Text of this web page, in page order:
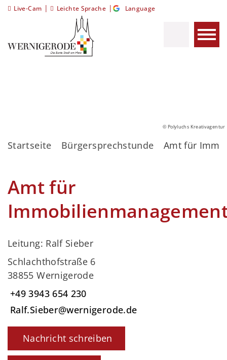
Live-Cam | Leichte Sprache | Language
© Polyluchs Kreativagentur
Startseite Bürgersprechstunde Amt für
Amt für
Leitung: Ralf Sieber
Schlachthofstraße 6
38855 Wernigerode
+49 3943 654 230
Ralf.Sieber@wernigerode.de
Nachricht schreiben